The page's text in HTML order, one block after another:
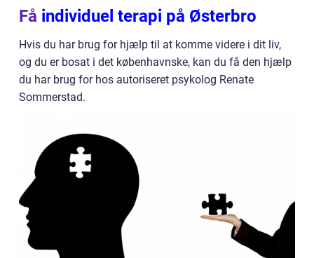
Få individuel terapi på Østerbro
Hvis du har brug for hjælp til at komme videre i dit liv,
og du er bosat i det københavnske, kan du få den hjælp
du har brug for hos autoriseret psykolog Renate
Sommerstad.